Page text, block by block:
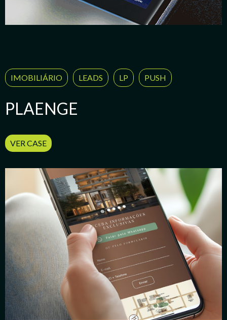
IMOBILIÁRIO LEADS LP PUSH
PLAENGE
VER CASE